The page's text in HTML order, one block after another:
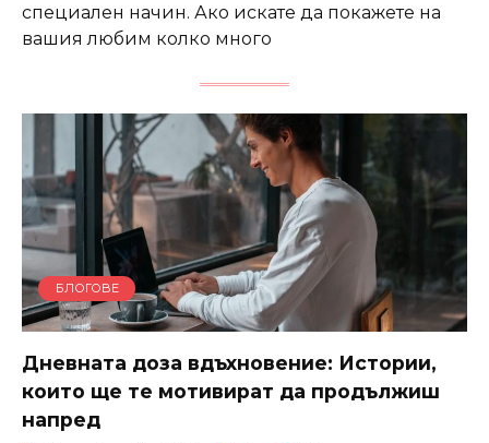
специален начин. Ако искате да покажете на
вашия любим колко много
БЛОГОВЕ
Дневната доза вдъхновение: Истории,
които ще те мотивират да продължиш
напред